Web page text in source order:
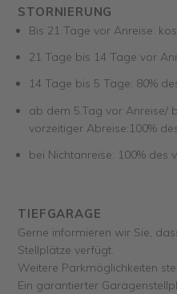
STORNIERUNG
Bis 21 Tage vor Anreise:
21 Tage bis 14 Tage vor
14 Tage bis 5 Tage: 80%
ab dem 5.Tag vor Anreise/
vorzeitiger Abreise:100%
bei Nichtanreise: 100% des
TIEFGARAGE
Gerne informieren wir Sie,
Stellplätze verfügt.
Weitere Parkmöglichkeiten
Ein garantierter